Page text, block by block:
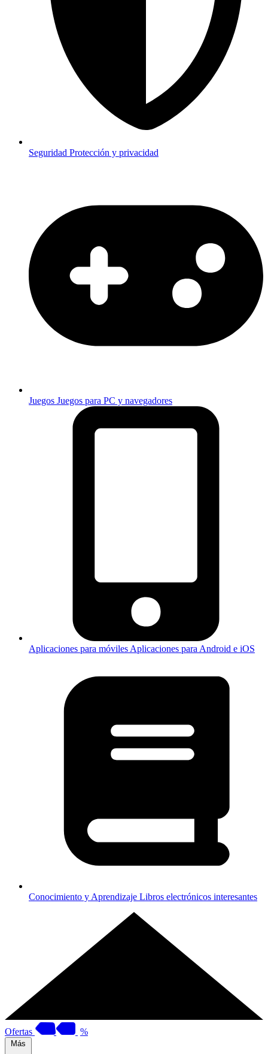
Seguridad Protección y privacidad
Juegos Juegos para PC y navegadores
Aplicaciones para móviles Aplicaciones para Android e iOS
Conocimiento y Aprendizaje Libros electrónicos interesantes
Ofertas %
Más